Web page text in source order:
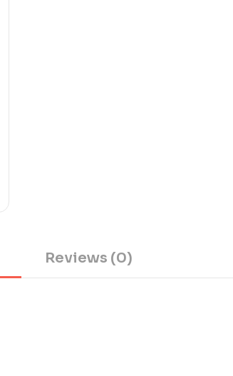
Reviews (0)